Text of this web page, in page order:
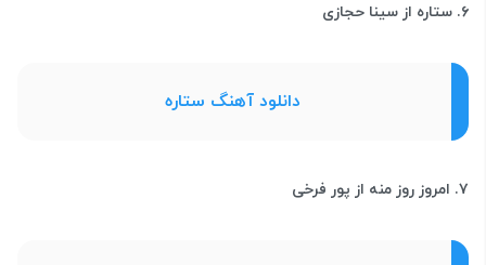
۶. ستاره از سینا حجازی
دانلود آهنگ ستاره
۷. امروز روز منه از پور فرخی